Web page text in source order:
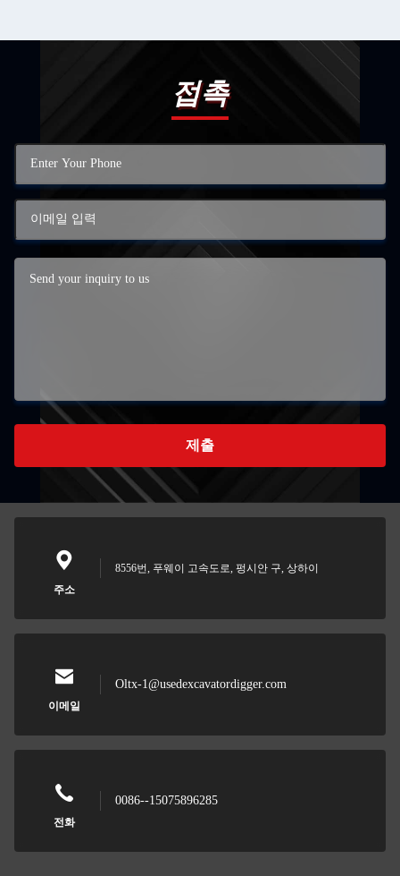
접촉
제출
주소
8556번, 푸웨이 고속도로, 펑시안 구, 상하이
이메일
Oltx-1@usedexcavatordigger.com
전화
0086--15075896285